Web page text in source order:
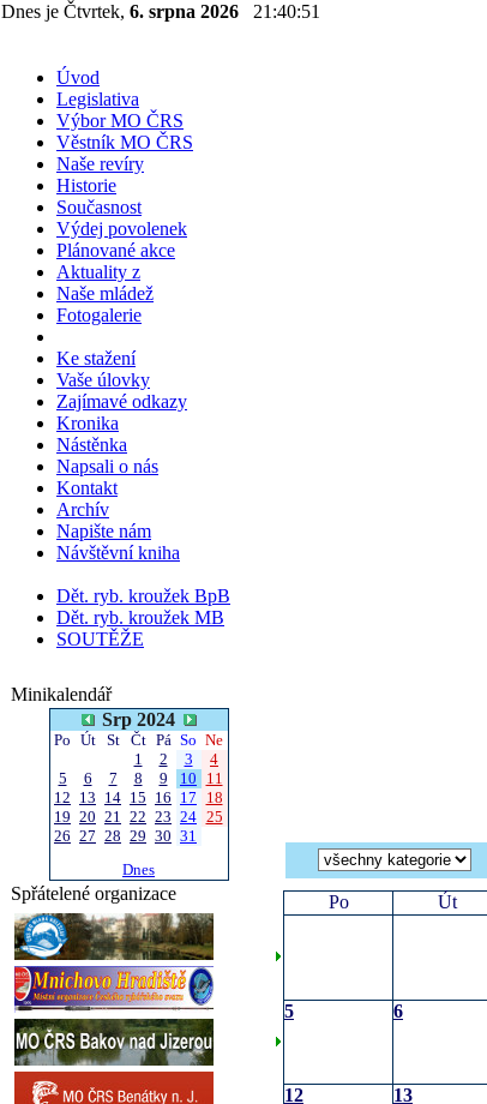
Dnes je Čtvrtek, 6. srpna 2026 21:40:51
Úvod
Legislativa
Výbor MO ČRS
Věstník MO ČRS
Naše revíry
Historie
Současnost
Výdej povolenek
Plánované akce
Aktuality z
Naše mládež
Fotogalerie
Ke stažení
Vaše úlovky
Zajímavé odkazy
Kronika
Nástěnka
Napsali o nás
Kontakt
Archív
Napište nám
Návštěvní kniha
Dět. ryb. kroužek BpB
Dět. ryb. kroužek MB
SOUTĚŽE
Minikalendář
Srp 2024
Po Út St Čt Pá So Ne
1
2 3
4
5
6 7 8 9 10
11
12 13 14 15 16 17
18
19 20 21 22 23 24 25
26 27 28 29 30 31
Dnes
Spřátelené organizace Po Út
5 6
12 13